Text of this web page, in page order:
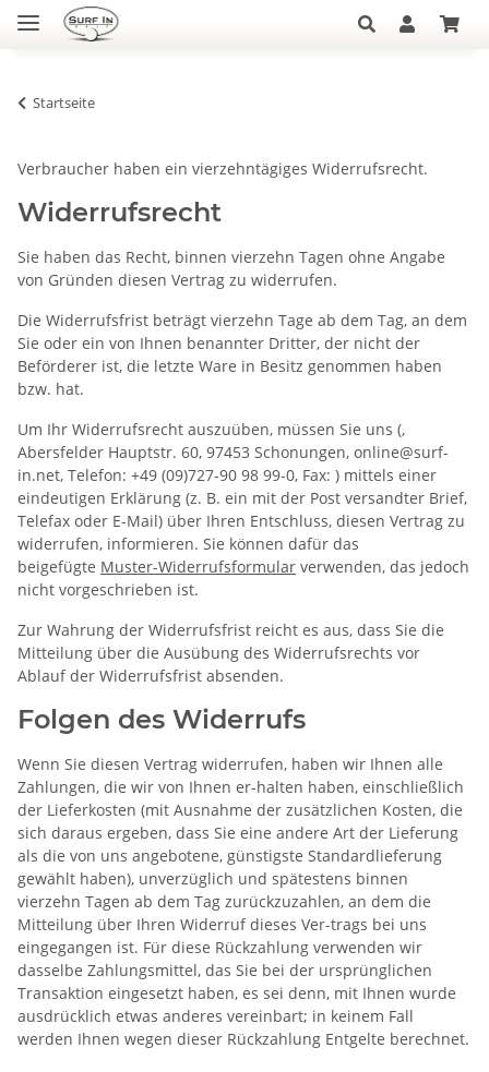
Startseite
Verbraucher haben ein vierzehntägiges Widerrufsrecht.
Widerrufsrecht
Sie haben das Recht, binnen vierzehn Tagen ohne Angabe
von Gründen diesen Vertrag zu widerrufen.
Die Widerrufsfrist beträgt vierzehn Tage ab dem Tag, an dem
Sie oder ein von Ihnen benannter Dritter, der nicht der
Beförderer ist, die letzte Ware in Besitz genommen haben
bzw. hat.
Um Ihr Widerrufsrecht auszuüben, müssen Sie uns (,
Abersfelder Hauptstr. 60, 97453 Schonungen, online@surf-
in.net, Telefon: +49 (09)727-90 98 99-0, Fax: ) mittels einer
eindeutigen Erklärung (z. B. ein mit der Post versandter Brief,
Telefax oder E-Mail) über Ihren Entschluss, diesen Vertrag zu
widerrufen, informieren. Sie können dafür das
beigefügte Muster-Widerrufsformular verwenden, das jedoch
nicht vorgeschrieben ist.
Zur Wahrung der Widerrufsfrist reicht es aus, dass Sie die
Mitteilung über die Ausübung des Widerrufsrechts vor
Ablauf der Widerrufsfrist absenden.
Folgen des Widerrufs
Wenn Sie diesen Vertrag widerrufen, haben wir Ihnen alle
Zahlungen, die wir von Ihnen er-halten haben, einschließlich
der Lieferkosten (mit Ausnahme der zusätzlichen Kosten, die
sich daraus ergeben, dass Sie eine andere Art der Lieferung
als die von uns angebotene, günstigste Standardlieferung
gewählt haben), unverzüglich und spätestens binnen
vierzehn Tagen ab dem Tag zurückzuzahlen, an dem die
Mitteilung über Ihren Widerruf dieses Ver-trags bei uns
eingegangen ist. Für diese Rückzahlung verwenden wir
dasselbe Zahlungsmittel, das Sie bei der ursprünglichen
Transaktion eingesetzt haben, es sei denn, mit Ihnen wurde
ausdrücklich etwas anderes vereinbart; in keinem Fall
werden Ihnen wegen dieser Rückzahlung Entgelte berechnet.